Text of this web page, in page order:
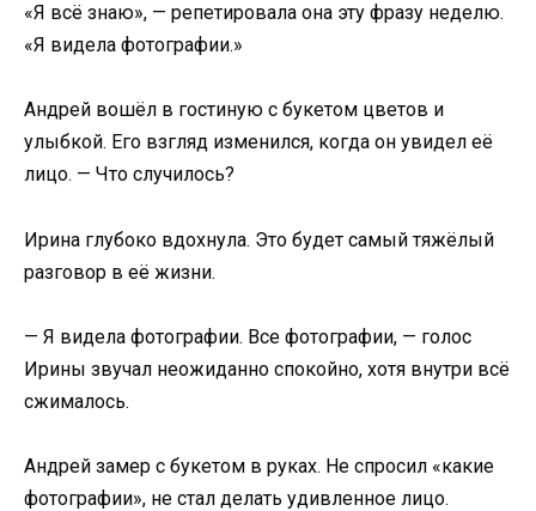
«Я всё знаю», — репетировала она эту фразу неделю.
«Я видела фотографии.»
Андрей вошёл в гостиную с букетом цветов и
улыбкой. Его взгляд изменился, когда он увидел её
лицо. — Что случилось?
Ирина глубоко вдохнула. Это будет самый тяжёлый
разговор в её жизни.
— Я видела фотографии. Все фотографии, — голос
Ирины звучал неожиданно спокойно, хотя внутри всё
сжималось.
Андрей замер с букетом в руках. Не спросил «какие
фотографии», не стал делать удивленное лицо.